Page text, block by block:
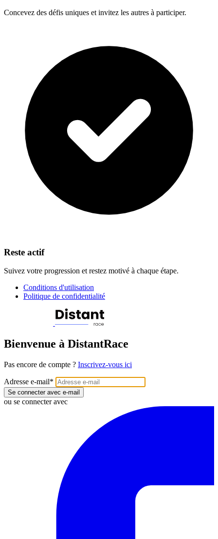
Concevez des défis uniques et invitez les autres à participer.
Reste actif
Suivez votre progression et restez motivé à chaque étape.
Conditions d'utilisation
Politique de confidentialité
Bienvenue à DistantRace
Pas encore de compte ? Inscrivez-vous ici
Adresse e-mail*
Se connecter avec e-mail
ou se connecter avec